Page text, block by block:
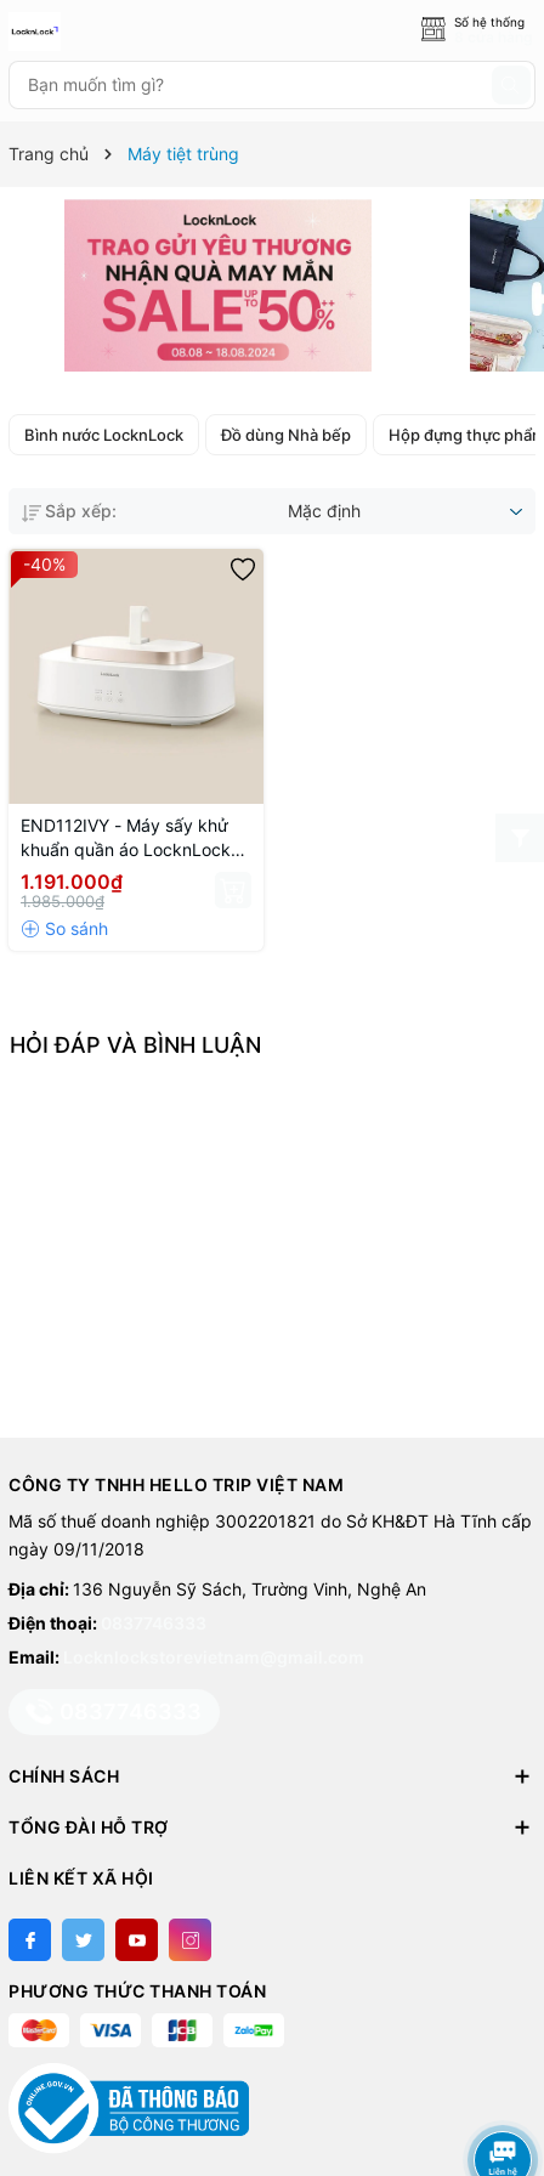
Số hệ thống
Trang chủ Máy tiệt trùng
Bình nước LocknLock Đồ dùng Nhà bếp Hộp đựng thực phẩm
Sắp xếp: Mặc định
-40%
END112IVY - Máy sấy khử
khuẩn quần áo LocknLock
Cloth sterilizer dryer 220V~,
50HZ, 600W - Màu ngà
1.191.000₫
1.985.000₫
HỎI ĐÁP VÀ BÌNH LUẬN
CÔNG TY TNHH HELLO TRIP VIỆT NAM
Mã số thuế doanh nghiệp 3002201821 do Sở KH&ĐT Hà Tĩnh cấp
ngày 09/11/2018
Địa chỉ:136 Nguyễn Sỹ Sách, Trường Vinh, Nghệ An
Điện thoại:
Email:
CHÍNH SÁCH
TỔNG ĐÀI HỖ TRỢ
LIÊN KẾT XÃ HỘI
PHƯƠNG THỨC THANH TOÁN